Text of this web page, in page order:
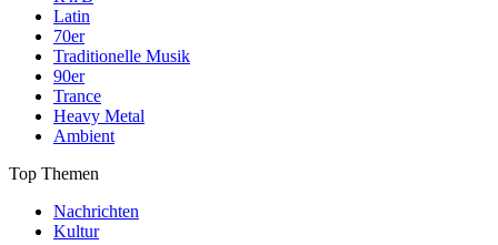
Latin
70er
Traditionelle Musik
90er
Trance
Heavy Metal
Ambient
Top Themen
Nachrichten
Kultur